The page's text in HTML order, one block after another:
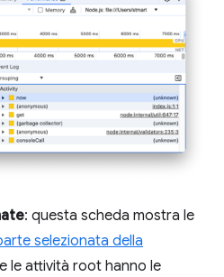
: questa scheda mostra le
selezionata della
le attività root hanno le